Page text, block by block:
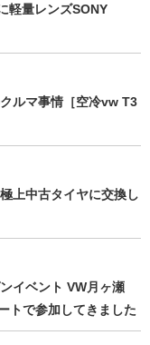
軽量レンズSONY
ルマ事情［空冷vw T3
上中古タイヤに交換し
イベント VW月ヶ瀬
トで参加してきました